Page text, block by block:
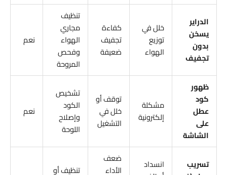
الدراير
يسخن
بدون
تجفيف
خلل في
توزيع
الهواء
كفاءة
تجفيف
ضعيفة
تنظيف
مجاري
الهواء
وفحص
المروحة
نعم
ظهور
كود
عطل
على
الشاشة
مشكلة
إلكترونية
توقف أو
خلل في
التشغيل
تشخيص
الكود
وإصلاح
اللوحة
نعم
تسريب
انسداد
ضعف
الأداء
تنظيف أو